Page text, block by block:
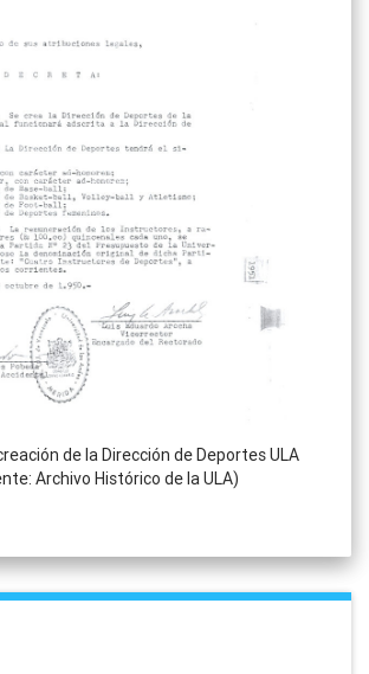
de la Dirección de Deportes ULA
Archivo Histórico de la ULA)